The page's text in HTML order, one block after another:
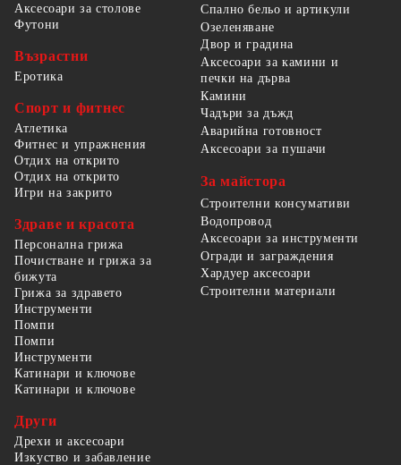
Аксесоари за столове
Футони
Възрастни
Еротика
Спорт и фитнес
Атлетика
Фитнес и упражнения
Отдих на открито
Отдих на открито
Игри на закрито
Здраве и красота
Персонална грижа
Почистване и грижа за
бижута
Грижа за здравето
Спално бельо и артикули
Озеленяване
Двор и градина
Аксесоари за камини и
печки на дърва
Камини
Чадъри за дъжд
Аварийна готовност
Аксесоари за пушачи
За майстора
Строителни консумативи
Водопровод
Аксесоари за инструменти
Огради и заграждения
Хардуер аксесоари
Строителни материали
Инструменти
Помпи
Помпи
Инструменти
Катинари и ключове
Катинари и ключове
Други
Дрехи и аксесоари
Изкуство и забавление